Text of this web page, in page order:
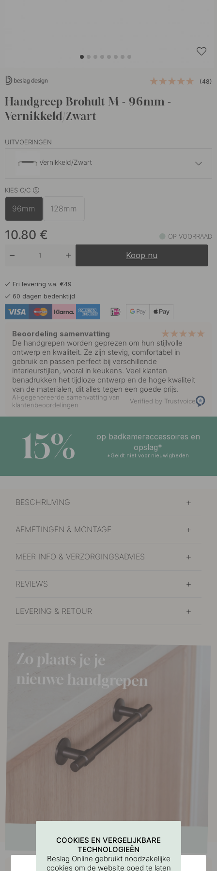
(48)
Handgreep Brohult M - 96mm -
Vernikkeld/Zwart
UITVOERINGEN
Vernikkeld/Zwart
Vernikkeld/Wit
Zwart
KIES C/C
96mm 128mm
10.80 € OP VOORRAAD
Koop nu
Fri levering v.a. €49
60 dagen bedenktijd
Beoordeling samenvatting
De handgrepen worden geprezen om hun stijlvolle
ontwerp en kwaliteit. Ze zijn stevig, comfortabel in
gebruik en passen perfect bij verschillende
interieurstijlen, vooral in keukens. Veel klanten
benadrukken het tijdloze ontwerp en de hoge kwaliteit
van de materialen, dit alles tegen een goede prijs.
AI-gegenereerde samenvatting van
klantenbeoordelingen
Verified by Trustvoice
15%
op badkameraccessoires en
opslag*
*Geldt niet voor nieuwigheden
BESCHRIJVING
AFMETINGEN & MONTAGE
MEER INFO & VERZORGINGSADVIES
REVIEWS
LEVERING & RETOUR
Koop samen met
COOKIES EN VERGELIJKBARE
TECHNOLOGIEËN
Beslag Online gebruikt noodzakelijke
cookies om de website goed te laten